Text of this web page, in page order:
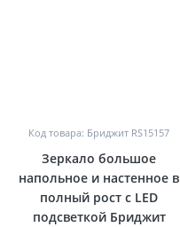
Код товара: Бриджит RS15157
Зеркало большое
напольное и настенное в
полный рост с LED
подсветкой Бриджит